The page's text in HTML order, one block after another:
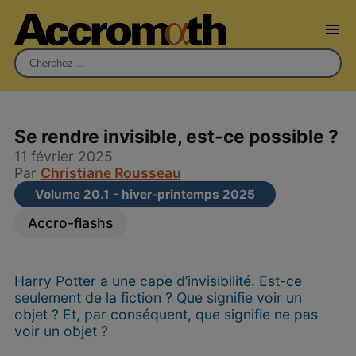
Rechercher :
Se rendre invisible, est-ce possible ?
11 février 2025
Par Christiane Rousseau
Volume 20.1 - hiver-printemps 2025
Accro-flashs
Harry Potter a une cape d’invisibilité. Est-ce
seulement de la fiction ? Que signifie voir un
objet ? Et, par conséquent, que signifie ne pas
voir un objet ?